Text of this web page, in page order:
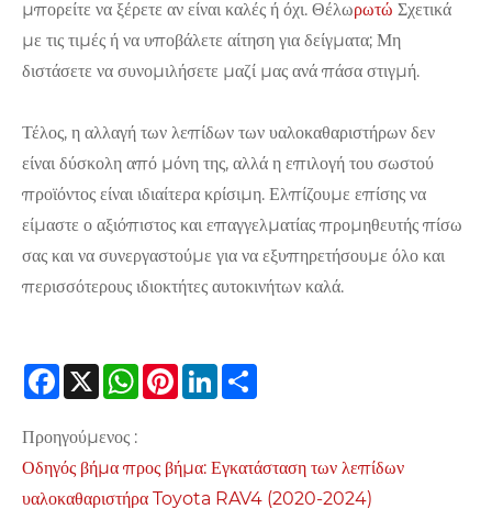
μπορείτε να ξέρετε αν είναι καλές ή όχι. Θέλωρωτώ Σχετικά
με τις τιμές ή να υποβάλετε αίτηση για δείγματα; Μη
διστάσετε να συνομιλήσετε μαζί μας ανά πάσα στιγμή.
Τέλος, η αλλαγή των λεπίδων των υαλοκαθαριστήρων δεν
είναι δύσκολη από μόνη της, αλλά η επιλογή του σωστού
προϊόντος είναι ιδιαίτερα κρίσιμη. Ελπίζουμε επίσης να
είμαστε ο αξιόπιστος και επαγγελματίας προμηθευτής πίσω
σας και να συνεργαστούμε για να εξυπηρετήσουμε όλο και
περισσότερους ιδιοκτήτες αυτοκινήτων καλά.
Facebook
X WhatsApp
PinterestLinkedIn
Προηγούμενος :
Οδηγός βήμα προς βήμα: Εγκατάσταση των λεπίδων
υαλοκαθαριστήρα Toyota RAV4 (2020-2024)